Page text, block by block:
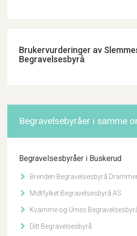
Brukervurderinger av
Begravelsesbyrå
Begravelsebyråer i samme
Begravelsesbyråer i Buskerud
Brenden Begravelsesbyrå
Midtfylket Begravelsesbyrå AS
Kvamme og Urnes
Ditt Begravelsesbyrå